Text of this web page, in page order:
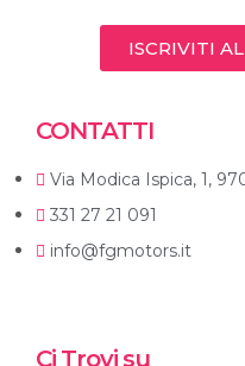
ISCRIVITI
CONTATTI
Via Modica Ispica, 1,
331 27 21 091
info@fgmotors.it
Ci Trovi su